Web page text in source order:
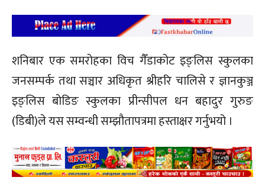
शनिबार एक समरोहका विच गैँडाकोट इङ्लिस स्कुलका
जनसम्पर्क तथा सञ्चार अधिकृत श्रीहरि चालिसे र ज्ञानकुञ्ज
इङ्लिस बोडिङ स्कुलका प्रीन्सीपल धन बहादुर गुरुङ
(डिबी)ले यस सम्वन्धी सम्झौतापत्रमा हस्ताक्षर गर्नुभयो ।